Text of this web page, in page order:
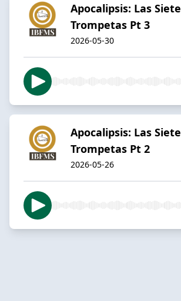
Apocalipsis: Las Siete
Trompetas Pt 3
2026-05-30
Apocalipsis: Las Siete
Trompetas Pt 2
2026-05-26